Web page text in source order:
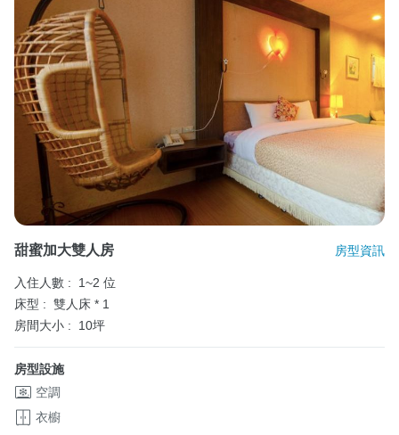
甜蜜加大雙人房 房型資訊
入住人數 :
1~2 位
床型 : 雙人床 * 1
房間大小 :
10坪
房型設施
空調
衣櫥